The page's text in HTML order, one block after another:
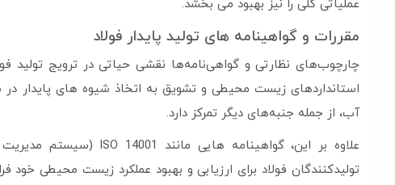
عملیاتی کلی را نیز بهبود می بخشد.
مقررات و گواهینامه های تولید پایدار فولاد
چارچوب‌های نظارتی و گواهی‌نامه‌ها نقشی حیاتی در ترویج تولید
استانداردهای زیست محیطی و تشویق به اتخاذ شیوه های پایدار
آب، از جمله جنبه‌های دیگر تمرکز دارد.
تولیدکنندگان فولاد برای ارزیابی و بهبود عملکرد زیست محیطی